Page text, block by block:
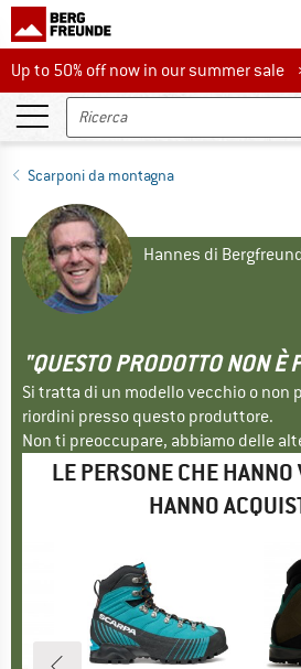
Up to 50% off now in our summer sale
Up to 50% off now in our summer sale
Scarponi da montagna
Hannes di
"QUESTO PRODOTTO NON
Si tratta di un modello vecchio o non
riordini presso questo produttore.
Non ti preoccupare, abbiamo delle
LE PERSONE CHE
HANNO